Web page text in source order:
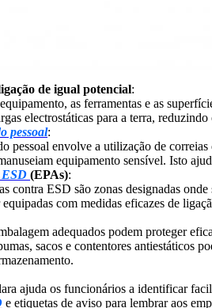
de igual potencial:
as ferramentas e as
electrostáticas para a terra,
pessoal:
pessoal envolve a utilização de
equipamento sensível. Isto
ESD (EPAs):
contra ESD são zonas designadas
equipadas com medidas eficazes de
adequados podem proteger
sacos e contentores antiestáticos
ajuda os funcionários a identificar
e etiquetas de aviso para lembrar aos